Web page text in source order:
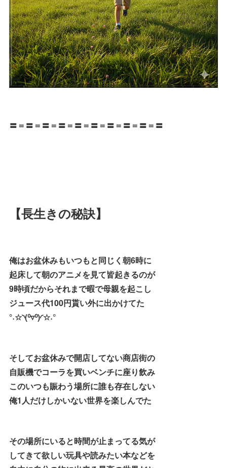
〓＝〓＝〓＝〓＝〓＝〓＝〓＝〓＝〓＝〓
【長生きの秘訣】
俺はお盆休みもいつもと同じく朝6時に
起床して朝のアニメを見て皆起きるのが
9時頃だからそれまで暇で母親を起こし
ジュース代100円貰い外に出かけてた
°˖☆◝(⁰▿⁰)◜☆˖°
そしてお盆休みで開店してない商店街の
自販機でコーラを買いベンチに座り飲み
このいつも賑わう場所に誰も存在しない
俺1人だけしかいない世界を楽しんでた
その場所にいると時間が止まってる気が
してきて欲しい玩具や読みたい本などを